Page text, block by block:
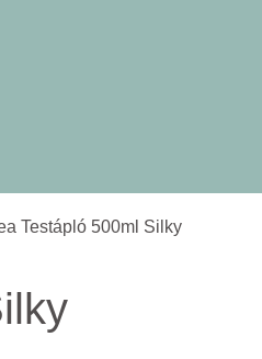
Testápló 500ml Silky